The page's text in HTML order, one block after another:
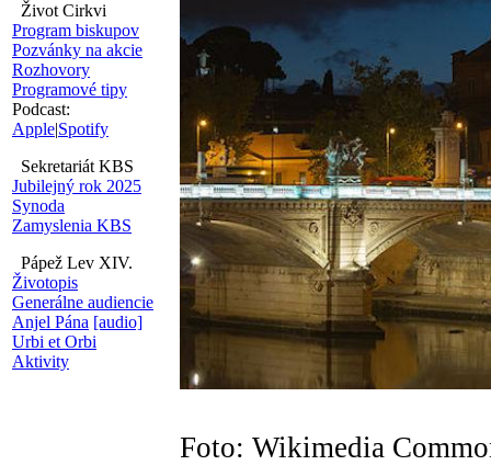
Život Cirkvi
Program biskupov
Pozvánky na akcie
Rozhovory
Programové tipy
Podcast:
Apple|Spotify
Sekretariát KBS
Jubilejný rok 2025
Synoda
Zamyslenia KBS
Pápež Lev XIV.
Životopis
Generálne audiencie
Anjel Pána [audio]
Urbi et Orbi
Aktivity
Foto: Wikimedia